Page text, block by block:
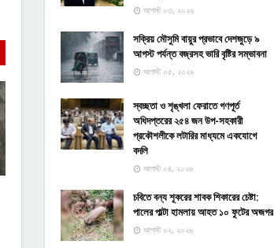
আগস্ট ০৩, ২০২৬
সক্রিয় মৌসুমি বায়ুর প্রভাবে দেশজুড়ে ৯
আগস্ট পর্যন্ত বজ্রসহ ভারি বৃষ্টির সম্ভাবনা
আগস্ট ০৫, ২০২৬
স্বচ্ছতা ও শৃঙ্খলা ফেরাতে গণপূর্ত
অধিদপ্তরের ২৫৪ জন উপ-সহকারী
প্রকৌশলীকে লটারির মাধ্যমে একযোগে
বদলি
আগস্ট ০৪, ২০২৬
চবিতে বন্য শূকরের শাবক শিকারের চেষ্টা:
পালের পাল্টা হামলায় আহত ১০ ফুটের অজগর
আগস্ট ০২, ২০২৬